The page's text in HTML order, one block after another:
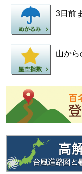
3日前
山から